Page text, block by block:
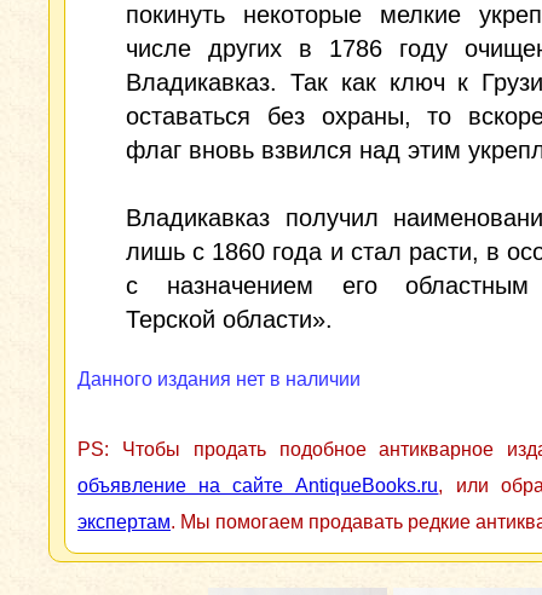
покинуть некоторые мелкие
числе других в 1786 году
Владикавказ. Так как ключ к
оставаться без охраны, то
флаг вновь взвился над этим
Владикавказ получил
лишь с 1860 года и стал расти, в
с назначением его областным
Терской области».
Данного издания нет в наличии
PS: Чтобы продать подобное антикварное
объявление на сайте AntiqueBooks.ru, или
экспертам. Мы помогаем продавать редкие